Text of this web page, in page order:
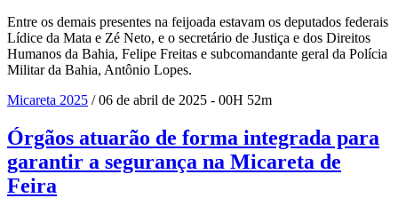
Entre os demais presentes na feijoada estavam os deputados federais
Lídice da Mata e Zé Neto, e o secretário de Justiça e dos Direitos
Humanos da Bahia, Felipe Freitas e subcomandante geral da Polícia
Militar da Bahia, Antônio Lopes.
Micareta 2025 / 06 de abril de 2025 - 00H 52m
Órgãos atuarão de forma integrada para
garantir a segurança na Micareta de
Feira